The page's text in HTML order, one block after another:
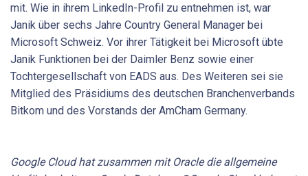
mit. Wie in ihrem LinkedIn-Profil zu entnehmen ist, war
Janik über sechs Jahre Country General Manager bei
Microsoft Schweiz. Vor ihrer Tätigkeit bei Microsoft übte
Janik Funktionen bei der Daimler Benz sowie einer
Tochtergesellschaft von EADS aus. Des Weiteren sei sie
Mitglied des Präsidiums des deutschen Branchenverbands
Bitkom und des Vorstands der AmCham Germany.
Google Cloud hat zusammen mit Oracle die allgemeine